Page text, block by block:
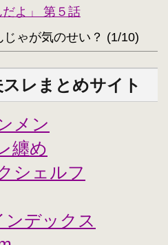
だよ」 第５話
ゃが気のせい？ (1/10)
レまとめサイト
メン
纏め
シェルフ
ンデックス